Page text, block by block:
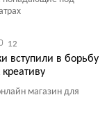
12
вступили в борьбу
магазин для